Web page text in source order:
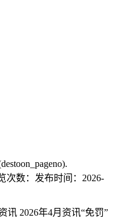
次数： 发布时间： 2026-
2026年4月资讯“免罚”